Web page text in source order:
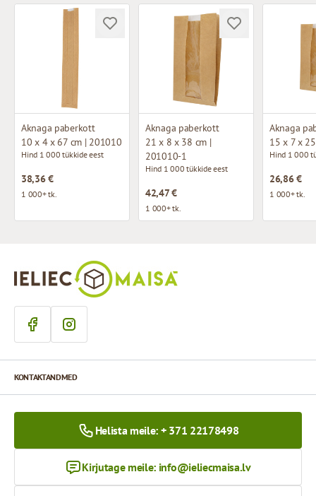
Aknaga paberkott
10 x 4 x 67 cm | 201010
Hind 1 000 tükkide eest
38,36 €
1 000+ tk.
Aknaga paberkott
21 x 8 x 38 cm |
201010-1
Hind 1 000 tükkide eest
42,47 €
1 000+ tk.
Aknaga
15 x 7 x
Hind 1 000
26,86 €
1 000+ tk.
KONTAKTANDMED
Helista meile: + 371 22178498
Kirjutage meile: info@ieliecmaisa.lv